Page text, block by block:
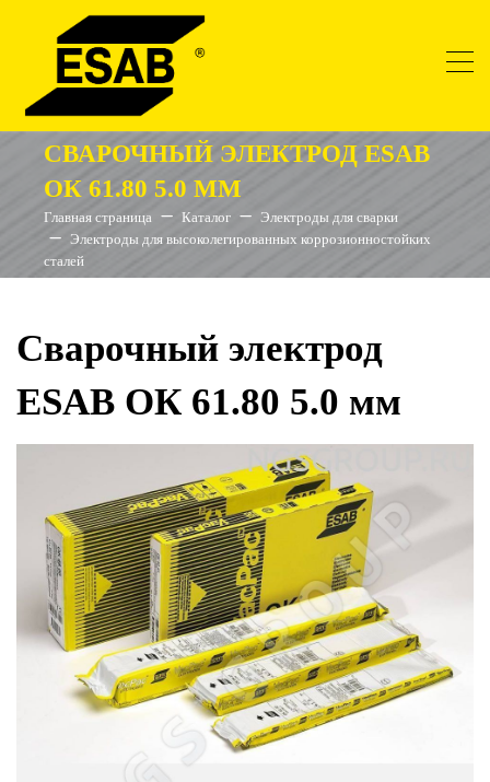
СВАРОЧНЫЙ ЭЛЕКТРОД ESAB
ОК 61.80 5.0 ММ
Главная страница Каталог
Электроды для сварки
Электроды для высоколегированных коррозионностойких
сталей
Сварочный электрод
ESAB ОК 61.80 5.0 мм